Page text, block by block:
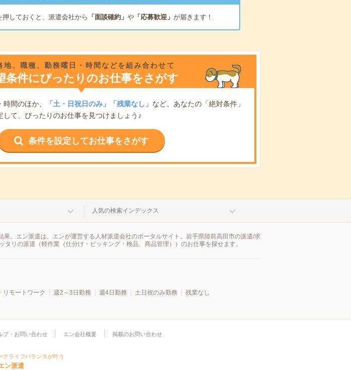
押しておくと、派遣会社から 「面談確約」 や「応募歓迎」 が届きます！
地、職種、勤務曜日・時間などを組み合わせて
条件にぴったりのお仕事をさがす
間のほか、 「土・日祝日のみ」「残業なし」 など、あなたの「絶対条件」
て、ぴったりのお仕事を見つけましょう♪
条件を設定してお仕事をさがす
人気の検索インデックス
。エン派遣は、エンが運営する人材派遣会社のポータルサイト。岩手県陸前高田市の派遣/求
リの派遣（軽作業（仕分け・ピッキング・検品、商品管理））のお仕事を探せます。
リモートワーク 週2～3日勤務 週4日勤務 土日祝のみ勤務
残業なし
プ・お問い合わせ エン会社概要 掲載のお問い合わせ
クライフバランスが叶う
ン派遣